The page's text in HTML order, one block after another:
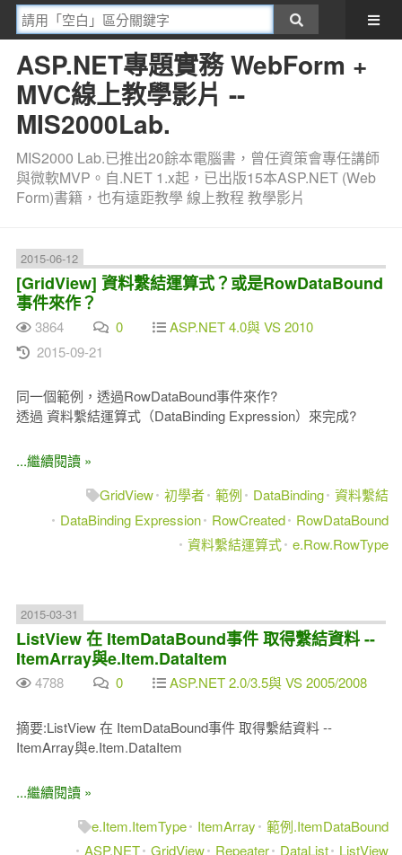
ASP.NET專題實務 WebForm +
MVC線上教學影片 --
MIS2000Lab.
MIS2000 Lab.已推出20餘本電腦書，曾任資策會專任講師
與微軟MVP。自.NET 1.x起，已出版15本ASP.NET (Web
Form)書籍，也有遠距教學 線上教程 教學影片
2015-06-12
[GridView] 資料繫結運算式？或是RowDataBound
事件來作？
3864 0
ASP.NET 4.0與 VS 2010
2015-09-21
同一個範例，透過RowDataBound事件來作?
透過 資料繫結運算式（DataBinding Expression）來完成?
...繼續閱讀 »
GridView 初學者 範例 DataBinding 資料繫結
DataBinding Expression
RowCreated
RowDataBound
資料繫結運算式 e.Row.RowType
2015-03-31
ListView 在 ItemDataBound事件 取得繫結資料 --
ItemArray與e.Item.DataItem
4788 0 ASP.NET 2.0/3.5與 VS 2005/2008
摘要:ListView 在 ItemDataBound事件 取得繫結資料 --
ItemArray與e.Item.DataItem
...繼續閱讀 »
e.Item.ItemType
ItemArray
範例.ItemDataBound
ASP.NET GridView Repeater DataList
ListView